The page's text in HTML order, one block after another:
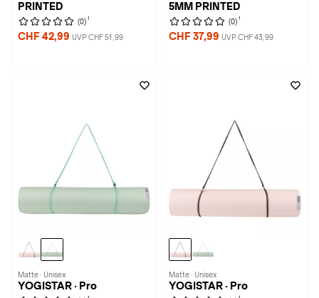
PRINTED
(0) 1
CHF 42,99 UVP CHF 51,99
5MM PRINTED
(0) 1
CHF 37,99 UVP CHF 43,99
Matte · Unisex
YOGISTAR · Pro
Matte · Unisex
YOGISTAR · Pro